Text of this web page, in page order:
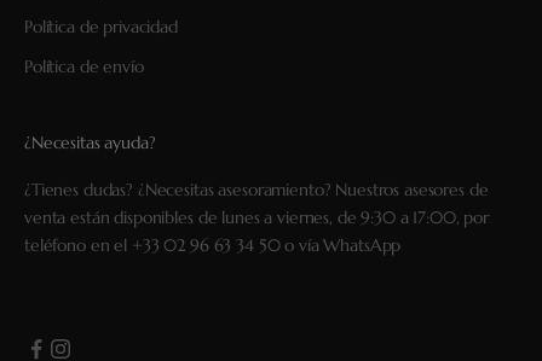
Política de privacidad
Política de envío
¿Necesitas ayuda?
¿Tienes dudas? ¿Necesitas asesoramiento? Nuestros asesores de
venta están disponibles de lunes a viernes, de 9:30 a 17:00, por
teléfono en el +33 02 96 63 34 50o víaWhatsApp